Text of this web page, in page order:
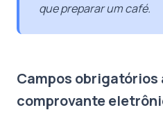
que preparar um café.
Campos obrigatórios
comprovante